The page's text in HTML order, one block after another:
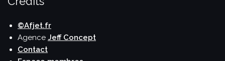
©Afjet.fr
Agence Jeff Concept
Contact